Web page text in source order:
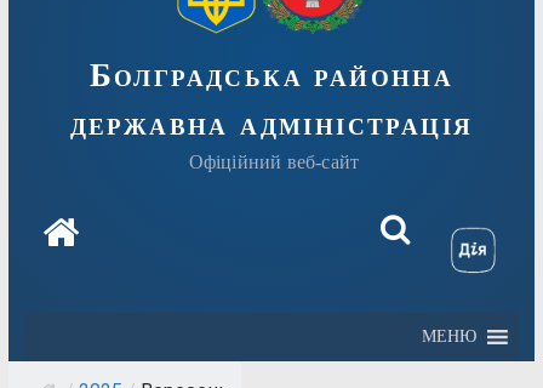
Болградська районна
державна адміністрація
Офіційний веб-сайт
МЕНЮ